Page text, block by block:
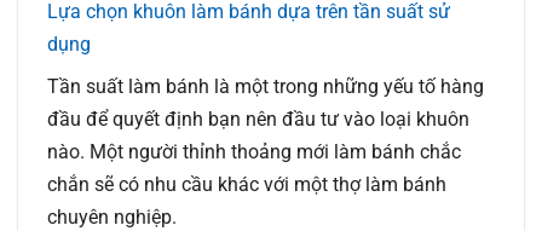
Lựa chọn khuôn làm bánh dựa trên tần suất sử
dụng
Tần suất làm bánh là một trong những yếu tố hàng
đầu để quyết định bạn nên đầu tư vào loại khuôn
nào. Một người thỉnh thoảng mới làm bánh chắc
chắn sẽ có nhu cầu khác với một thợ làm bánh
chuyên nghiệp.